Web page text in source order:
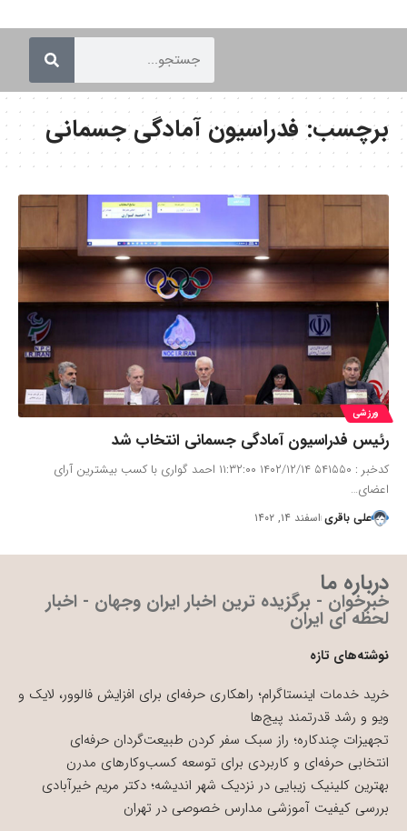
برچسب:فدراسیون آمادگی جسمانی
ورزشی
رئیس فدراسیون آمادگی جسمانی انتخاب شد
کدخبر : ۵۴۱۵۵۰ ۱۴۰۲/۱۲/۱۴ ۱۱:۳۲:۰۰ احمد گواری با کسب بیشترین آرای
اعضای…
علی باقری اسفند ۱۴, ۱۴۰۲
درباره ما
خبرخوان - برگزیده ترین اخبار ایران وجهان - اخبار
لحظه ای ایران
نوشته‌های تازه
خرید خدمات اینستاگرام؛ راهکاری حرفه‌ای برای افزایش فالوور، لایک و
ویو و رشد قدرتمند پیج‌ها
تجهیزات چندکاره؛ راز سبک سفر کردن طبیعت‌گردان حرفه‌ای
انتخابی حرفه‌ای و کاربردی برای توسعه کسب‌وکارهای مدرن
بهترین کلینیک زیبایی در نزدیک شهر اندیشه؛ دکتر مریم خیرآبادی
بررسی کیفیت آموزشی مدارس خصوصی در تهران